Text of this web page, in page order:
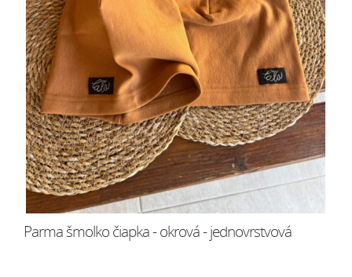
Parma šmolko čiapka - okrová - jednovrstvová